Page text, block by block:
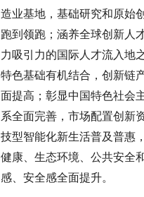
造业基地，基础研究和原始
跑到领跑；涵养全球创新人
力吸引力的国际人才流入地
特色基础有机结合，创新链
面提高；彰显中国特色社会
系全面完善，市场配置创新
技型智能化新生活普及普惠
健康、生态环境、公共安全
感、安全感全面提升。